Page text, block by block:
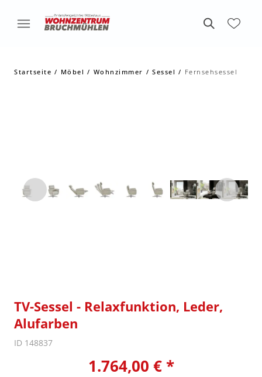
Startseite Möbel Wohnzimmer Sessel Fernsehsessel
TV-Sessel - Relaxfunktion, Leder,
Alufarben
ID 148837
1.764,00 € *